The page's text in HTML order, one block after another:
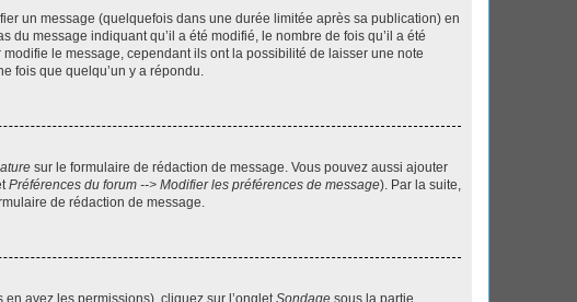
un message (quelquefois dans une durée limitée après sa publication) en
message indiquant qu’il a été modifié, le nombre de fois qu’il a été
le message, cependant ils ont la possibilité de laisser une note
fois que quelqu’un y a répondu.
sur le formulaire de rédaction de message. Vous pouvez aussi ajouter
Préférences du forum --> Modifier les préférences de message). Par la suite,
de rédaction de message.
avez les permissions), cliquez sur l’onglet Sondage sous la partie